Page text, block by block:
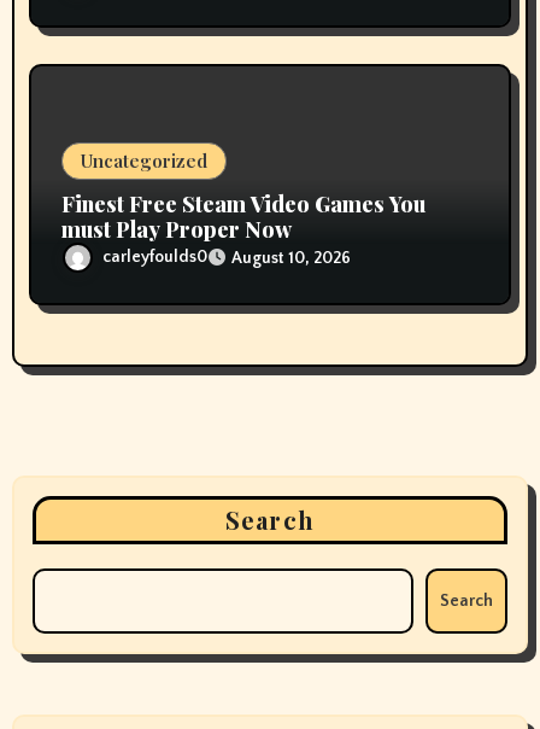
Uncategorized
Finest Free Steam Video Games You
must Play Proper Now
carleyfoulds0 August 10, 2026
Search
Search